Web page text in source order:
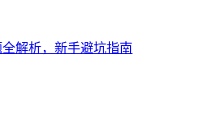
解析，新手避坑指南